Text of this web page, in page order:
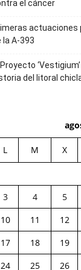
el cáncer
actuaciones
la A-393
Proyecto
del litoral
L M X
3
4 5
10
11 12
17
18 19
24
25 26